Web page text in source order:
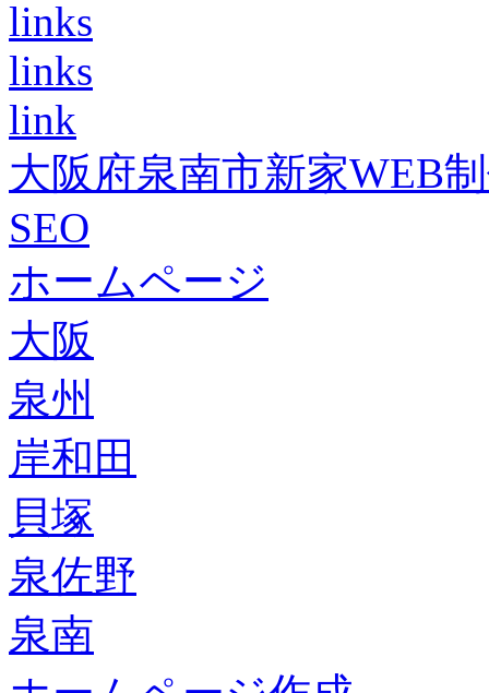
links
links
link
大阪府泉南市新家WEB
SEO
ホームページ
大阪
泉州
岸和田
貝塚
泉佐野
泉南